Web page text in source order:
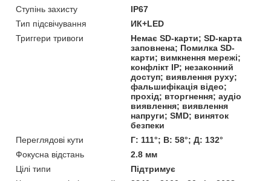
Ступінь захисту
IP67
Тип підсвічування
ИК+LED
Триггери тривоги
Немає SD-карти; SD-карта
заповнена; Помилка SD-
карти; вимкнення мережі;
конфлікт IP; незаконний
доступ; виявлення руху;
фальшифікація відео;
прохід; вторгнення; аудіо
виявлення; виявлення
напруги; SMD; виняток
безпеки
Переглядові кути
Г: 111°; В: 58°; Д: 132°
Фокусна відстань
2.8 мм
Цілі типи
Підтримує